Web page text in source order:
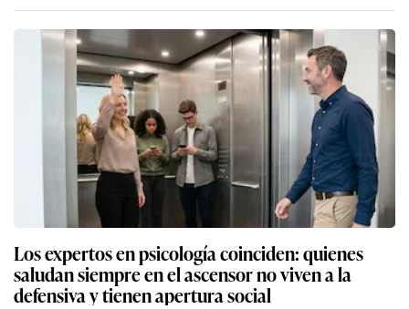
Los expertos en psicología coinciden: quienes
saludan siempre en el ascensor no viven a la
defensiva y tienen apertura social